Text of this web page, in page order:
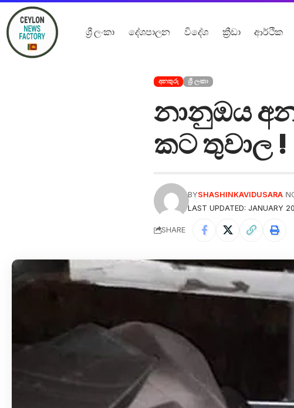
ශ්‍රී ලංකා දේශපාලන විදේශ ක්‍රීඩා ආර්ථික
අනතුරු ශ්‍රී ලංකා
නානුඔය
කට තුවාල !
LAST UPDATED: JANUARY
BYSHASHINKAVIDUSARA
SHARE